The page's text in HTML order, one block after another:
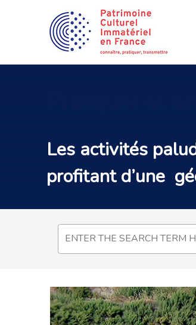
Les activités
profitant d’une